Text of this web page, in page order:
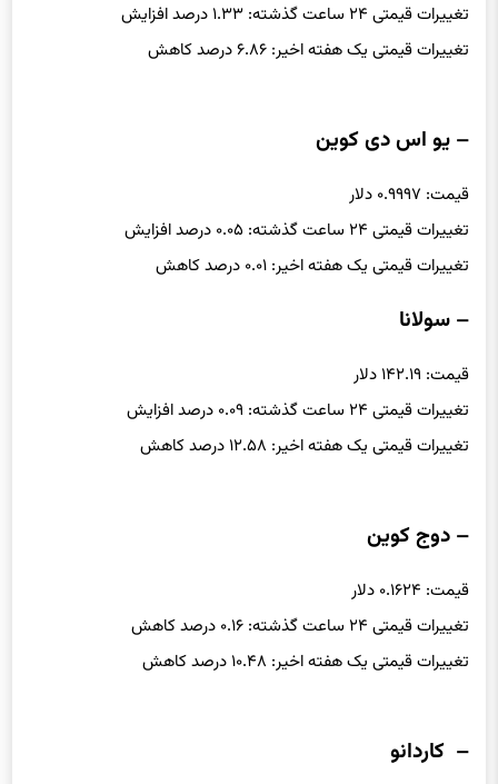
تغییرات قیمتی ۲۴ ساعت گذشته: ۱.۳۳ درصد افزایش
تغییرات قیمتی یک هفته اخیر: ۶.۸۶ درصد کاهش
– یو اس دی کوین
قیمت: ۰.۹۹۹۷ دلار
تغییرات قیمتی ۲۴ ساعت گذشته: ۰.۰۵ درصد افزایش
تغییرات قیمتی یک هفته اخیر: ۰.۰۱ درصد کاهش
– سولانا
قیمت: ۱۴۲.۱۹ دلار
تغییرات قیمتی ۲۴ ساعت گذشته: ۰.۰۹ درصد افزایش
تغییرات قیمتی یک هفته اخیر: ۱۲.۵۸ درصد کاهش
– دوج کوین
قیمت: ۰.۱۶۲۴ دلار
تغییرات قیمتی ۲۴ ساعت گذشته: ۰.۱۶ درصد کاهش
تغییرات قیمتی یک هفته اخیر: ۱۰.۴۸ درصد کاهش
– کاردانو